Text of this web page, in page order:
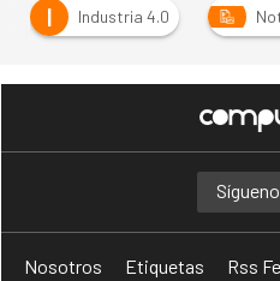
I
Industria 4.0
Nosotros Etiquetas Rss